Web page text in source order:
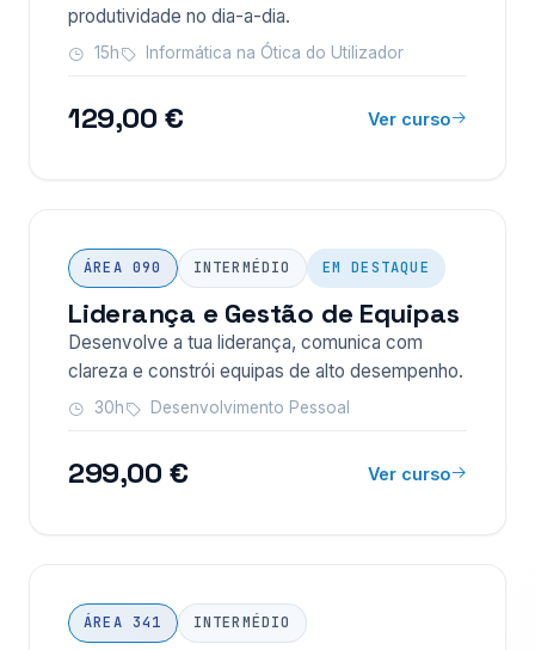
produtividade no dia-a-dia.
15h Informática na Ótica do Utilizador
129,00 € Ver curso
ÁREA 090 INTERMÉDIO EM DESTAQUE
Liderança e Gestão de Equipas
Desenvolve a tua liderança, comunica com
clareza e constrói equipas de alto desempenho.
30h Desenvolvimento Pessoal
299,00 € Ver curso
ÁREA 341 INTERMÉDIO